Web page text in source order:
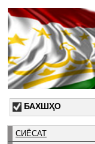
БАХШҲО
СИЁСАТ